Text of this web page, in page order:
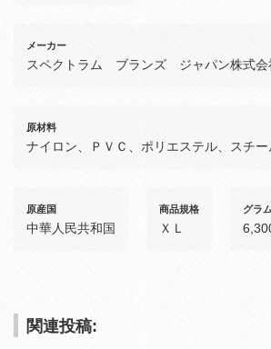
メーカー
スペクトラム ブランズ ジャパン株式会
原材料
ナイロン、ＰＶＣ、ポリエステル、スチー
原産国
中華人民共和国
商品規格
ＸＬ
グラ
関連投稿: